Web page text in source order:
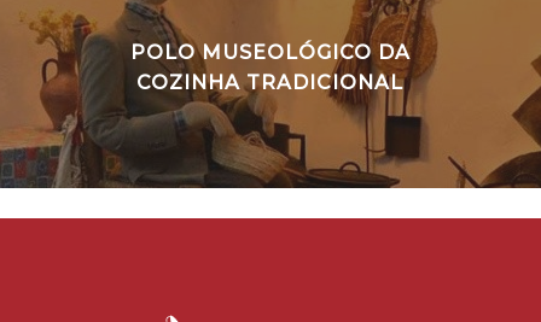
POLO MUSEOLÓGICO DA
COZINHA TRADICIONAL